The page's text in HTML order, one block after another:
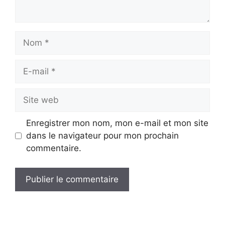
Nom
Site
web
Enregistrer mon nom, mon e-mail et mon site
dans le navigateur pour mon prochain
commentaire.